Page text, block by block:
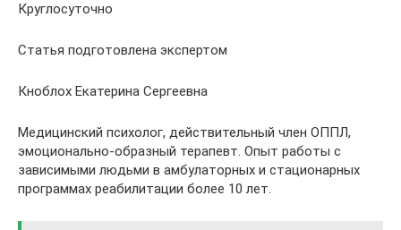
Круглосуточно
Статья подготовлена экспертом
Кноблох Екатерина Сергеевна
Медицинский психолог, действительный член ОППЛ,
эмоционально-образный терапевт. Опыт работы с
зависимыми людьми в амбулаторных и стационарных
программах реабилитации более 10 лет.